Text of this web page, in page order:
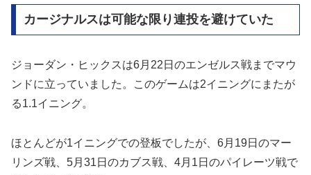
カージナルスは可能な限り連投を避けていた
ジョーダン・ヒックスは6月22日のエンゼルス戦までマウ
ンドに立っていました。このゲームは2イニングにまたが
る1.1イニング。
ほとんどが1イニングでの登板でしたが、6月19日のマー
リンズ戦、5月31日のカブス戦、4月1日のパイレーツ戦で